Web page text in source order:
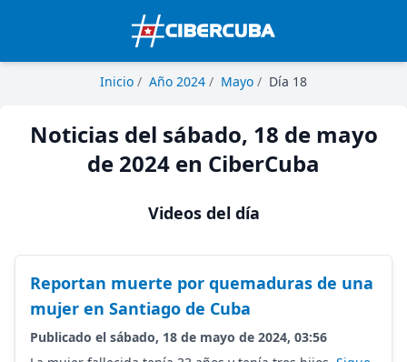
Inicio / Año 2024 / Mayo / Día 18
Noticias del sábado, 18 de mayo
de 2024 en CiberCuba
Videos del día
Reportan muerte por quemaduras de una
mujer en Santiago de Cuba
Publicado el sábado, 18 de mayo de 2024, 03:56